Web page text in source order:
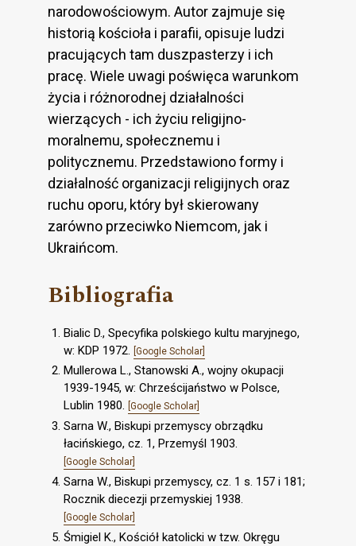
narodowościowym. Autor zajmuje się
historią kościoła i parafii, opisuje ludzi
pracujących tam duszpasterzy i ich
pracę. Wiele uwagi poświęca warunkom
życia i różnorodnej działalności
wierzących - ich życiu religijno-
moralnemu, społecznemu i
politycznemu. Przedstawiono formy i
działalność organizacji religijnych oraz
ruchu oporu, który był skierowany
zarówno przeciwko Niemcom, jak i
Ukraińcom.
Bibliografia
Bialic D., Specyfika polskiego kultu maryjnego,
w: KDP 1972.
[Google Scholar]
Mullerowa L., Stanowski A., wojny okupacji
1939-1945, w: Chrześcijaństwo w Polsce,
Lublin 1980. [Google Scholar]
Sarna W., Biskupi przemyscy obrządku
łacińskiego, cz. 1, Przemyśl 1903.
[Google Scholar]
Sarna W., Biskupi przemyscy, cz. 1 s. 157 i 181;
Rocznik diecezji przemyskiej 1938.
[Google Scholar]
Śmigiel K., Kościół katolicki w tzw. Okręgu